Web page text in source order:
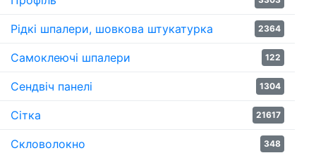
Рідкі шпалери, шовкова штукатурка 2364
Самоклеючі шпалери 122
Сендвіч панелі 1304
Сітка 21617
Скловолокно 348